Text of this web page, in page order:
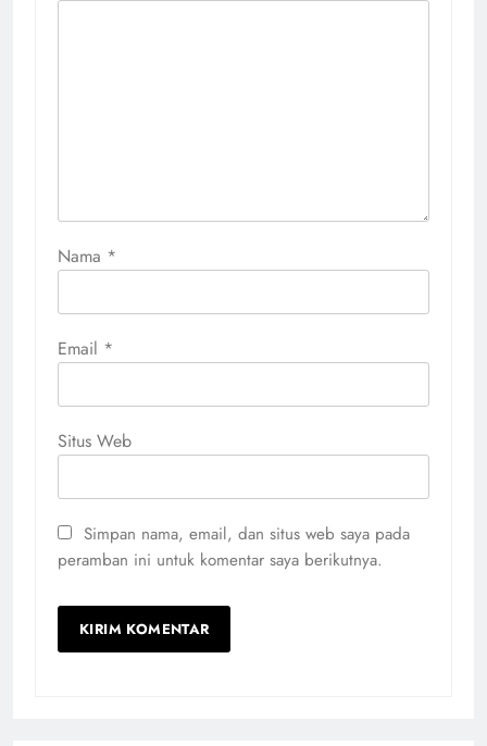
Nama *
Email *
Situs Web
Simpan nama, email, dan situs web saya pada
peramban ini untuk komentar saya berikutnya.